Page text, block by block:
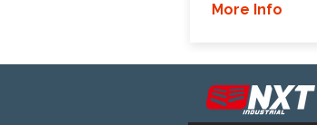
More Info